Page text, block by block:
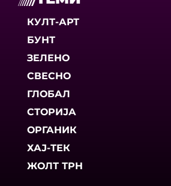
КУЛТ-АРТ
БУНТ
ЗЕЛЕНО
СВЕСНО
ГЛОБАЛ
СТОРИЈА
ОРГАНИК
ХАЈ-ТЕК
ЖОЛТ ТРН